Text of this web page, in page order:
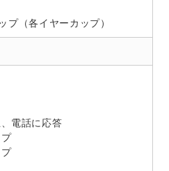
プ（各イヤーカップ）
電話に応答